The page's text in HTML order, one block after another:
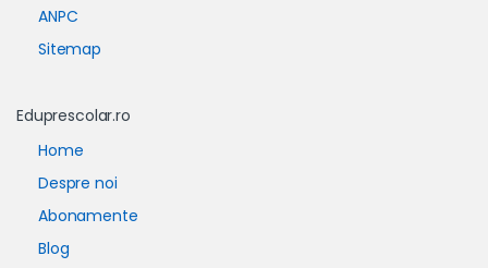
ANPC
Sitemap
Eduprescolar.ro
Home
Despre noi
Abonamente
Blog